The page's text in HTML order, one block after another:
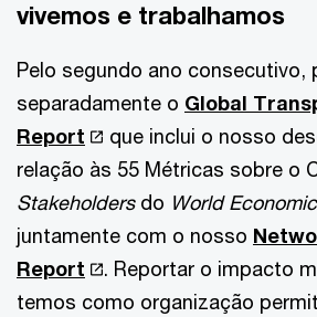
vivemos e trabalhamos
Pelo segundo ano consecutivo,
separadamente o Global
Report
que inclui o nosso
relação às 55 Métricas sobre o
Stakeholdersdo World
juntamente com o nosso
Report
. Reportar o impacto
temos como organização